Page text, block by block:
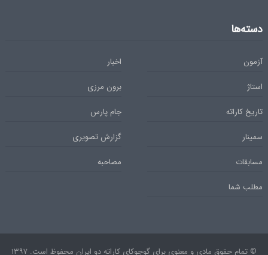
دسته‌ها
آزمون
اخبار
استاژ
برون مرزی
تاریخ کاراته
جام پارس
سمینار
گزارش تصویری
مسابقات
مصاحبه
مطلب شما
© تمام حقوق مادی و معنوی برای گوجوکای کاراته دو ایران محفوظ است. ۱۳۹۷